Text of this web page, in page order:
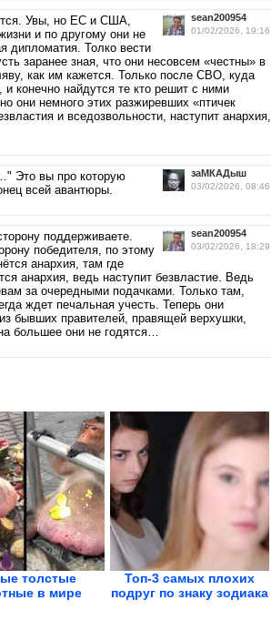
sean200954
01/02/2026, 19:16
Увы, но ЕС и США,
и по другому они не
дипломатия. Толко вести
заранее зная, что они несовсем «честны» в
как им кажется. Только после СВО, куда
конечно найдутся те кто решит с ними
они немного этих разжиревших «птичек
и вседозвольности, наступит анархия,
заМКАДыш
03/02/2026, 08:46
Это вы про которую
всей авантюры.
sean200954
03/02/2026, 18:29
поддерживаете.
победителя, по этому
анархия, там где
анархия, ведь наступит безвластие. Ведь
за очередными подачками. Только там,
ждет печальная учесть. Теперь они
бывших правителей, правящей верхушки,
большее они не годятся…
толстые
в мире
Топ-3 самых плохих
подруг по знаку зодиака